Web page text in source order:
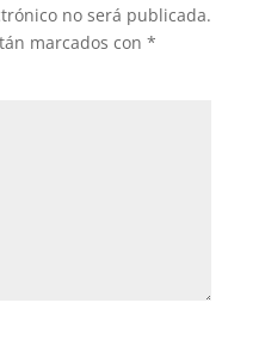
no será publicada.
marcados con *